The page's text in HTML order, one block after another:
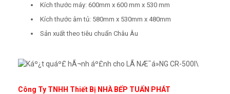
Kích thước máy: 600mm x 600 mm x 530 mm
Kích thước âm tủ: 580mm x 530mm x 480mm
Sản xuất theo tiêu chuẩn Châu Âu
Công Ty TNHH Thiết Bị NHÀ BẾP TUẤN PHÁT